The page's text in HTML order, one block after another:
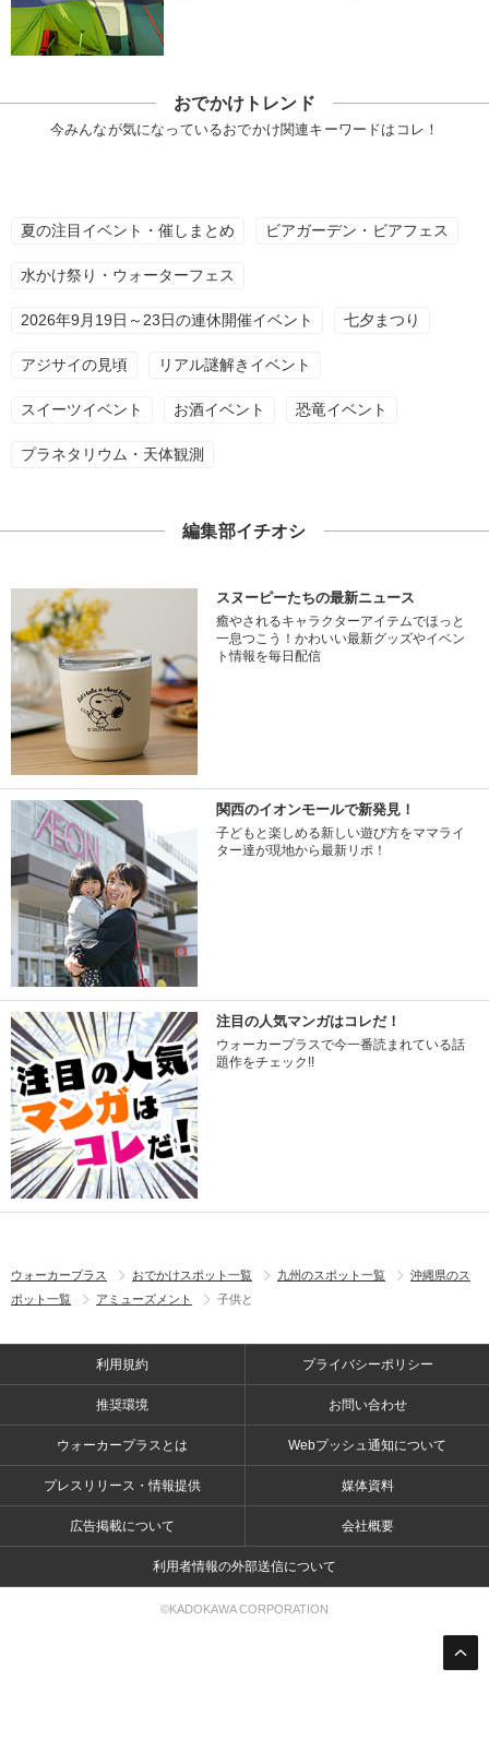
おでかけトレンド
今みんなが気になっているおでかけ関連キーワードはコレ！
夏の注目イベント・催しまとめ ビアガーデン・ビアフェス
水かけ祭り・ウォーターフェス
2026年9月19日～23日の連休開催イベント 七夕まつり
アジサイの見頃 リアル謎解きイベント
スイーツイベント お酒イベント 恐竜イベント
プラネタリウム・天体観測
編集部イチオシ
スヌーピーたちの最新ニュース
癒やされるキャラクターアイテムでほっと
一息つこう！かわいい最新グッズやイベン
ト情報を毎日配信
関西のイオンモールで新発見！
子どもと楽しめる新しい遊び方をママライ
ター達が現地から最新リポ！
注目の人気マンガはコレだ！
ウォーカープラスで今一番読まれている話
題作をチェック!!
ウォーカープラス おでかけスポット一覧 九州のスポット一覧
沖縄県のス
ポット一覧
アミューズメント 子供と
利用規約 プライバシーポリシー
推奨環境 お問い合わせ
ウォーカープラスとは Webプッシュ通知について
プレスリリース・情報提供 媒体資料
広告掲載について 会社概要
利用者情報の外部送信について
©KADOKAWA CORPORATION